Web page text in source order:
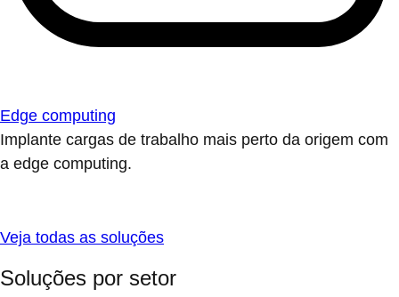
Edge computing
Implante cargas de trabalho mais perto da origem com
a edge computing.
Veja todas as soluções
Soluções por setor